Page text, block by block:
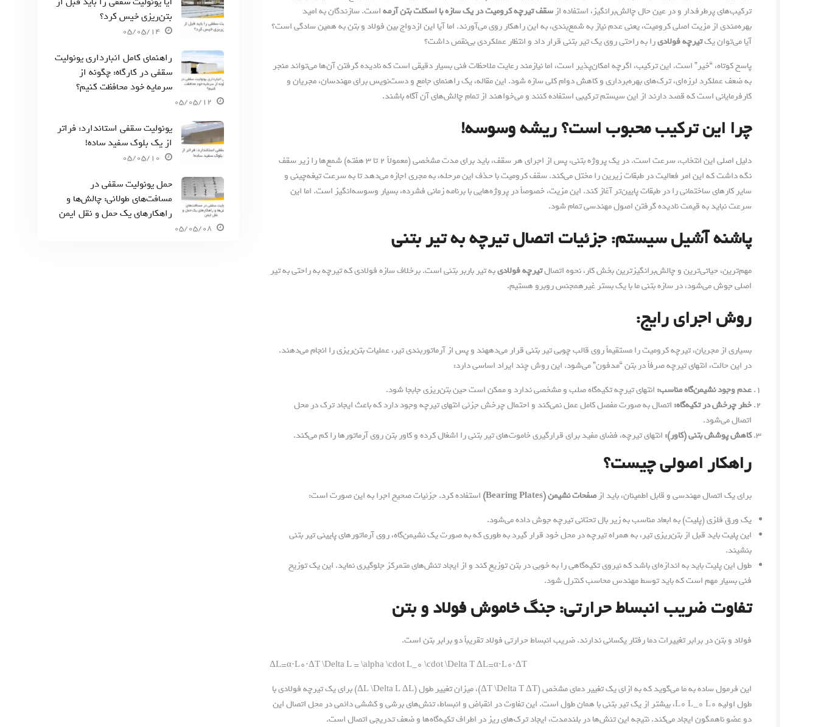
ترکیب‌های پرطرفدار و در عین حال چالش‌برانگیز، استفاده ازسقف تیرچه کرومیت در یک سازه با اسکلت بتن آرمهاست. سازندگان به امید
بهره‌مندی از مزیت اصلی کرومیت، یعنی عدم نیاز به شمع‌بندی، به این راهکار روی می‌آورند. اما آیا این ازدواج بین فولاد و بتن به همین سادگی است؟
آیا می‌توان یکتیرچه فولادیرا به راحتی روی یک تیر بتنی قرار داد و انتظار عملکردی بی‌نقص داشت؟
پاسخ کوتاه، “خیر” است. این ترکیب، اگرچه امکان‌پذیر است، اما نیازمند رعایت ملاحظات فنی بسیار دقیقی است که نادیده گرفتن آن‌ها می‌تواند منجر
به ضعف عملکرد لرزه‌ای، ترک‌های بهره‌برداری و کاهش دوام کلی سازه شود. این مقاله، یک راهنمای جامع و دست‌نویس برای مهندسان، مجریان و
کارفرمایانی است که قصد دارند از این سیستم ترکیبی استفاده کنند و می‌خواهند از تمام چالش‌های آن آگاه باشند.
چرا این ترکیب محبوب است؟ ریشه وسوسه!
دلیل اصلی این انتخاب، سرعت است. در یک پروژه بتنی، پس از اجرای هر سقف، باید برای مدت مشخصی (معمولاً ۲ تا ۳ هفته) شمع‌ها را زیر سقف
نگه داشت که این امر فعالیت در طبقات زیرین را مختل می‌کند. سقف کرومیت با حذف این مرحله، به مجری اجازه می‌دهد تا به سرعت تیغه‌چینی و
سایر کارهای ساختمانی را در طبقات پایین‌تر آغاز کند. این مزیت، خصوصاً در پروژه‌هایی با برنامه زمانی فشرده، بسیار وسوسه‌انگیز است. اما این
سرعت نباید به قیمت نادیده گرفتن اصول مهندسی تمام شود.
پاشنه آشیل سیستم: جزئیات اتصال تیرچه به تیر بتنی
مهم‌ترین، حیاتی‌ترین و چالش‌برانگیزترین بخش کار، نحوه اتصالتیرچه فولادیبه تیر باربر بتنی است. برخلاف سازه فولادی که تیرچه به راحتی به تیر
اصلی جوش می‌شود، در سازه بتنی ما با یک بستر غیرهمجنس روبرو هستیم.
روش اجرای رایج:
بسیاری از مجریان، تیرچه کرومیت را مستقیماً روی قالب چوبی تیر بتنی قرار می‌دههند و پس از آرماتوربندی تیر، عملیات بتن‌ریزی را انجام می‌دهند.
در این حالت، انتهای تیرچه صرفاً در بتن “مدفون” می‌شود. این روش چند ایراد اساسی دارد:
عدم وجود نشیمن‌گاه مناسب: انتهای تیرچه تکیه‌گاه صلب و مشخصی ندارد و ممکن است حین بتن‌ریزی جابجا شود.
خطر چرخش در تکیه‌گاه: اتصال به صورت مفصل کامل عمل نمی‌کند و احتمال چرخش جزئی انتهای تیرچه وجود دارد که باعث ایجاد ترک در محل
اتصال می‌شود.
کاهش پوشش بتنی (کاور): انتهای تیرچه، فضای مفید برای قرارگیری خاموت‌های تیر بتنی را اشغال کرده و کاور بتن روی آرماتورها را کم می‌کند.
راهکار اصولی چیست؟
برای یک اتصال مهندسی و قابل اطمینان، باید از صفحات نشیمن (Bearing Plates)
استفاده کرد. جزئیات صحیح اجرا به این صورت است:
یک ورق فلزی (پلیت) به ابعاد مناسب به زیر بال تحتانی تیرچه جوش داده می‌شود.
این پلیت باید قبل از بتن‌ریزی تیر، به همراه تیرچه در محل خود قرار گیرد به طوری که به صورت یک نشیمن‌گاه، روی آرماتورهای پایینی تیر بتنی
بنشیند.
طول این پلیت باید به اندازه‌ای باشد که نیروی تکیه‌گاهی را به خوبی در بتن توزیع کند و از ایجاد تنش‌های متمرکز جلوگیری نماید. این یک توزیح
فنی بسیار مهم است که باید توسط مهندس محاسب کنترل شود.
تفاوت ضریب انبساط حرارتی: جنگ خاموش فولاد و بتن
فولاد و بتن در برابر تغییرات دما رفتار یکسانی ندارند. ضریب انبساط حرارتی فولاد تقریباً دو برابر بتن است.
ΔL=α⋅L0⋅ΔT \Delta L = \alpha \cdot L_0 \cdot \Delta TΔL=α⋅L0⋅ΔT
این فرمول ساده به ما می‌گوید که به ازای یک تغییر دمای مشخص (
ΔT \Delta TΔT )، میزان تغییر طول ( ΔL \Delta LΔL
) برای یک تیرچه فولادی با
طول اولیه
L0 L_0 L0
، بیشتر از یک تیر بتنی با همان طول است. این تفاوت در انقباض و انبساط، تنش‌های برشی و کششی دائمی در محل اتصال این
دو عضو ناهمگون ایجاد می‌کند. نتیجه این تنش‌ها در بلندمدت، ایجاد ترک‌های ریز در اطراف تکیه‌گاه‌ها و ضعف تدریجی اتصال است.
بتن‌ریزی خیس کرد؟
05/05/14
راهنمای کامل انبارداری یونولیت
سقفی در کارگاه: چگونه از
سرمایه خود محافظت کنیم؟
05/05/12
یونولیت سقفی استاندارد: فراتر
از یک بلوک سفید ساده!
05/05/10
حمل یونولیت سقفی در
مسافت‌های طولانی: چالش‌ها و
راهکارهای یک حمل و نقل ایمن
05/05/08